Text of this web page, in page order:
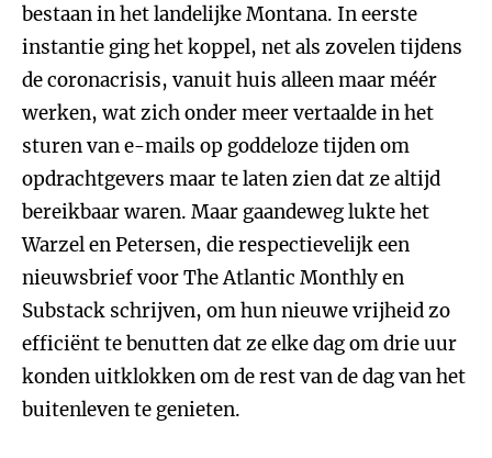
bestaan in het landelijke Montana. In eerste
instantie ging het koppel, net als zovelen tijdens
de coronacrisis, vanuit huis alleen maar méér
werken, wat zich onder meer vertaalde in het
sturen van e-mails op goddeloze tijden om
opdrachtgevers maar te laten zien dat ze altijd
bereikbaar waren. Maar gaandeweg lukte het
Warzel en Petersen, die respectievelijk een
nieuwsbrief voor The Atlantic Monthly en
Substack schrijven, om hun nieuwe vrijheid zo
efficiënt te benutten dat ze elke dag om drie uur
konden uitklokken om de rest van de dag van het
buitenleven te genieten.